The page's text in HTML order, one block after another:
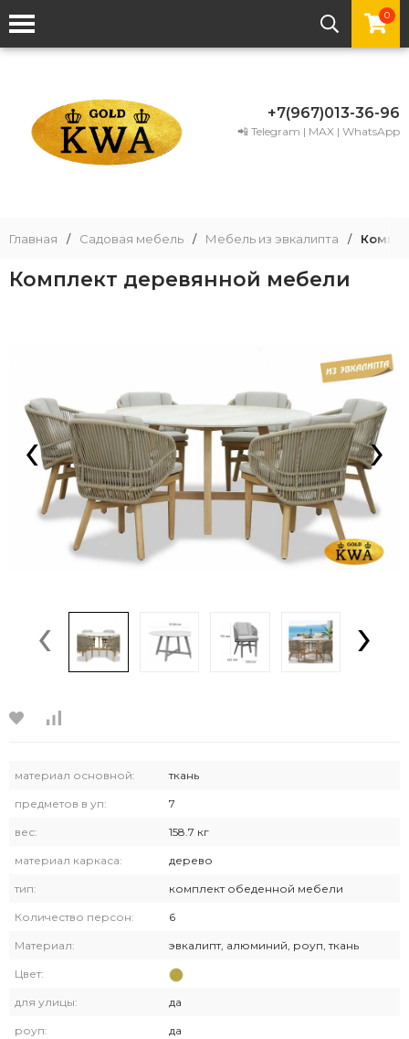
0
+7(967)013-36-96
📲 Telegram | MAX | WhatsApp
Главная / Садовая мебель / Мебель из эвкалипта /
Комплект деревянной мебели
‹ ›
‹ ›
материал основной: ткань
предметов в уп: 7
вес: 158.7 кг
материал каркаса: дерево
тип: комплект обеденной мебели
Количество персон: 6
Материал: эвкалипт, алюминий, роуп, ткань
Цвет:
для улицы: да
роуп: да